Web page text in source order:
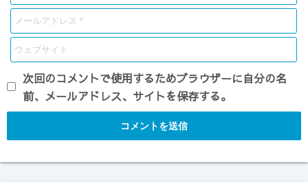
次回のコメントで使用するためブラウザーに自分の名
前、メールアドレス、サイトを保存する。